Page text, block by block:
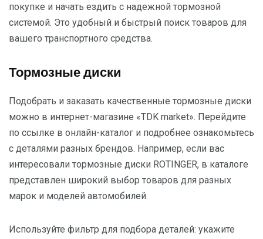
покупке и начать ездить с надежной тормозной
системой. Это удобный и быстрый поиск товаров для
вашего транспортного средства.
Тормозные диски
Подобрать и заказать качественные тормозные диски
можно в интернет-магазине «TDK market». Перейдите
по ссылке в онлайн-каталог и подробнее ознакомьтесь
с деталями разных брендов. Например, если вас
интересовали тормозные диски ROTINGER, в каталоге
представлен широкий выбор товаров для разных
марок и моделей автомобилей.
Используйте фильтр для подбора деталей: укажите